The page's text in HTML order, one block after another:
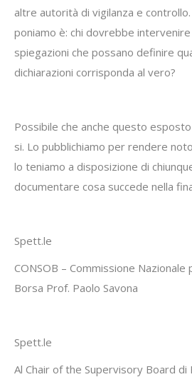
altre autorità di vigilanza e
poniamo è: chi dovrebbe
spiegazioni che possano definire
dichiarazioni corrisponda al vero?
Possibile che anche questo
si. Lo pubblichiamo per rendere
lo teniamo a disposizione di
documentare cosa succede nella
Spett.le
CONSOB – Commissione Nazionale
Borsa Prof. Paolo Savona
Spett.le
Al Chair of the Supervisory Board di